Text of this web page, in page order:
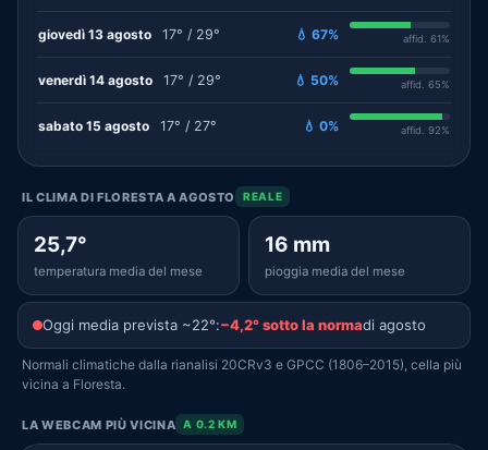
giovedì 13 agosto 17° / 29° 💧 67% affid. 61%
venerdì 14 agosto 17° / 29° 💧 50% affid. 65%
sabato 15 agosto 17° / 27° 💧 0% affid. 92%
IL CLIMA DI FLORESTA A AGOSTO REALE
25,7°
temperatura media del mese
16 mm
pioggia media del mese
Oggi media prevista ~22°:−4,2° sotto la normadi agosto
Normali climatiche dalla rianalisi 20CRv3 e GPCC (1806–2015), cella più
vicina a Floresta.
LA WEBCAM PIÙ VICINA A 0.2 KM